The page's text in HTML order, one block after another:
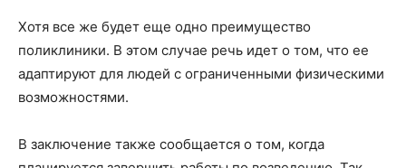
Хотя все же будет еще одно преимущество
поликлиники. В этом случае речь идет о том, что ее
адаптируют для людей с ограниченными физическими
возможностями.
В заключение также сообщается о том, когда